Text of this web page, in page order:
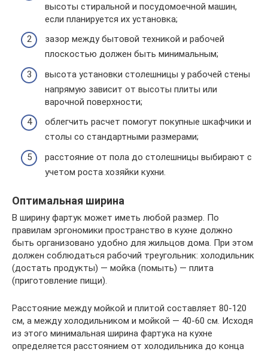
высоты стиральной и посудомоечной машин,
если планируется их установка;
зазор между бытовой техникой и рабочей
плоскостью должен быть минимальным;
высота установки столешницы у рабочей стены
напрямую зависит от высоты плиты или
варочной поверхности;
облегчить расчет помогут покупные шкафчики и
столы со стандартными размерами;
расстояние от пола до столешницы выбирают с
учетом роста хозяйки кухни.
Оптимальная ширина
В ширину фартук может иметь любой размер. По
правилам эргономики пространство в кухне должно
быть организовано удобно для жильцов дома. При этом
должен соблюдаться рабочий треугольник: холодильник
(достать продукты) — мойка (помыть) — плита
(приготовление пищи).
Расстояние между мойкой и плитой составляет 80-120
см, а между холодильником и мойкой — 40-60 см. Исходя
из этого минимальная ширина фартука на кухне
определяется расстоянием от холодильника до конца